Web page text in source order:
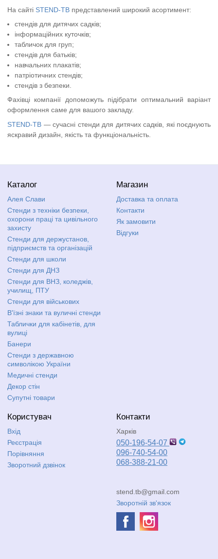
На сайті STEND-TB представлений широкий асортимент:
стендів для дитячих садків;
інформаційних куточків;
табличок для груп;
стендів для батьків;
навчальних плакатів;
патріотичних стендів;
стендів з безпеки.
Фахівці компанії допоможуть підібрати оптимальний варіант
оформлення саме для вашого закладу.
STEND-TB — сучасні стенди для дитячих садків, які поєднують
яскравий дизайн, якість та функціональність.
Каталог
Алея Слави
Стенди з техніки безпеки,
охорони праці та цивільного
захисту
Стенди для держустанов,
підприємств та організацій
Стенди для школи
Стенди для ДНЗ
Стенди для ВНЗ, коледжів,
училищ, ПТУ
Стенди для військових
В'їзні знаки та вуличні стенди
Таблички для кабінетів, для
вулиці
Банери
Стенди з державною
символікою України
Медичні стенди
Декор стін
Супутні товари
Магазин
Доставка та оплата
Контакти
Як замовити
Відгуки
Користувач
Вхід
Реєстрація
Порівняння
Зворотний дзвінок
Контакти
Харків
050-196-54-07
096-740-54-00
068-388-21-00
stend.tb@gmail.com
Зворотній зв'язок